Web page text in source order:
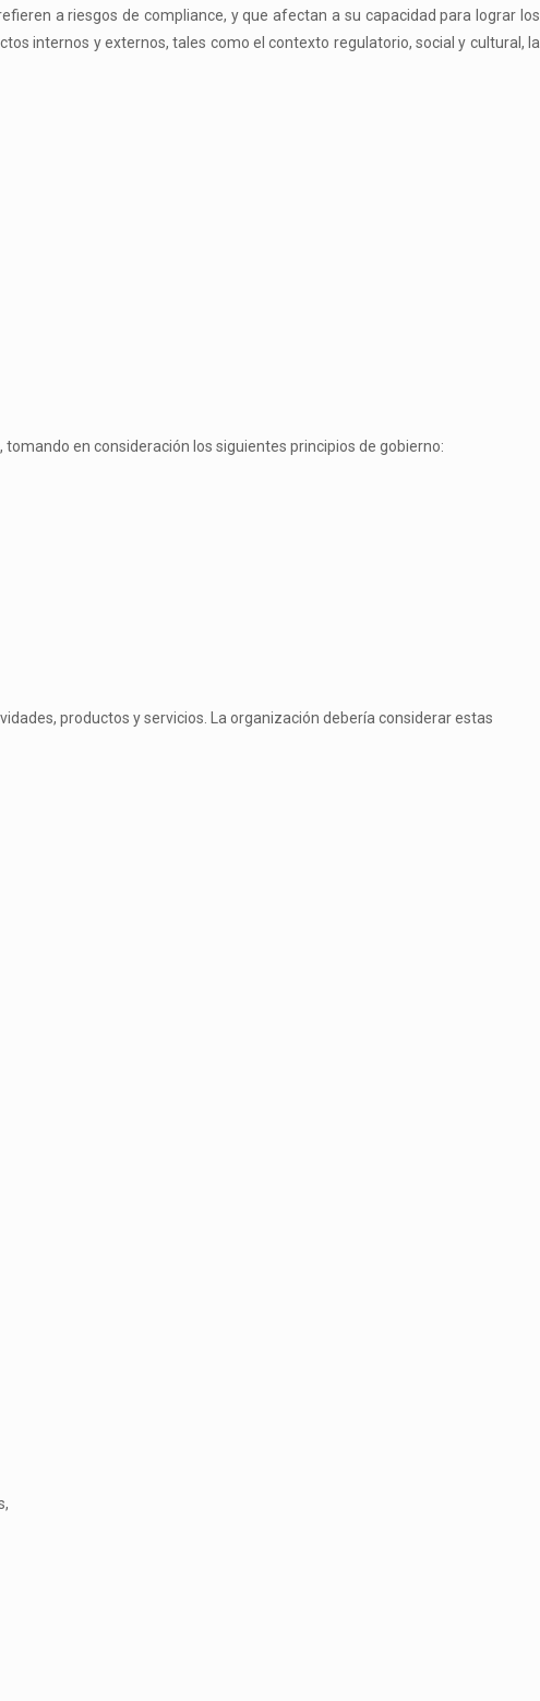
a riesgos de compliance, y que afectan a su capacidad para lograr los
internos y externos, tales como el contexto regulatorio, social y cultural, la
en consideración los siguientes principios de gobierno:
productos y servicios. La organización debería considerar estas